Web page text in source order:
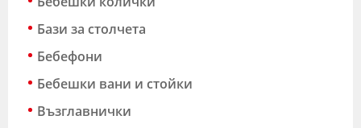
Бази за столчета
Бебефони
Бебешки вани и стойки
Възглавнички